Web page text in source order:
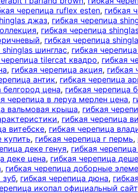
черепица ruflex esten, гибкая
джаз, гибкая черепица
, гибкая черепица
, гибкая черепица
шинглас, гибкая
черепица tilercat квадро, гибкая
, гибкая черепица акция, гибкая
антик, гибкая черепица
белгород цена, гибкая черепица
черепица в леруа мерлен цена,
вальмовая крыша, гибкая
, гибкая черепица
витебске, гибкая черепица
купить, гибкая черепица г пермь,
деке генуя, гибкая
деке цена, гибкая черепица
, гибкая черепица доборные
зуб, гибкая черепица дюна,
икопал официальный сайт